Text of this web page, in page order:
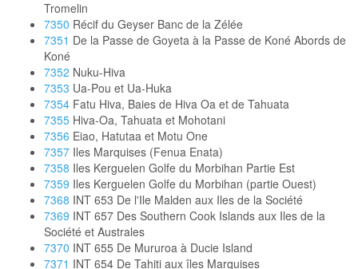
Tromelin
7350 Récif du Geyser Banc de la Zélée
7351 De la Passe de Goyeta à la Passe de Koné Abords de
Koné
7352 Nuku-Hiva
7353 Ua-Pou et Ua-Huka
7354 Fatu Hiva, Baies de Hiva Oa et de Tahuata
7355 Hiva-Oa, Tahuata et Mohotani
7356 Eiao, Hatutaa et Motu One
7357 Iles Marquises (Fenua Enata)
7358 Iles Kerguelen Golfe du Morbihan Partie Est
7359 Iles Kerguelen Golfe du Morbihan (partie Ouest)
7368 INT 653 De l'Ile Malden aux Iles de la Société
7369 INT 657 Des Southern Cook Islands aux Iles de la
Société et Australes
7370 INT 655 De Mururoa à Ducie Island
7371 INT 654 De Tahiti aux îles Marquises